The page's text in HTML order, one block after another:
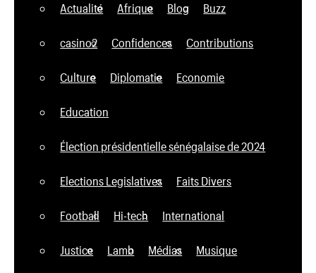
Actualité Afrique Blog Buzz
casino2 Confidences Contributions
Culture Diplomatie Economie
Education
Élection présidentielle sénégalaise de 2024
Elections Legislatives Faits Divers
Football Hi-tech International
Justice Lamb Médias Musique